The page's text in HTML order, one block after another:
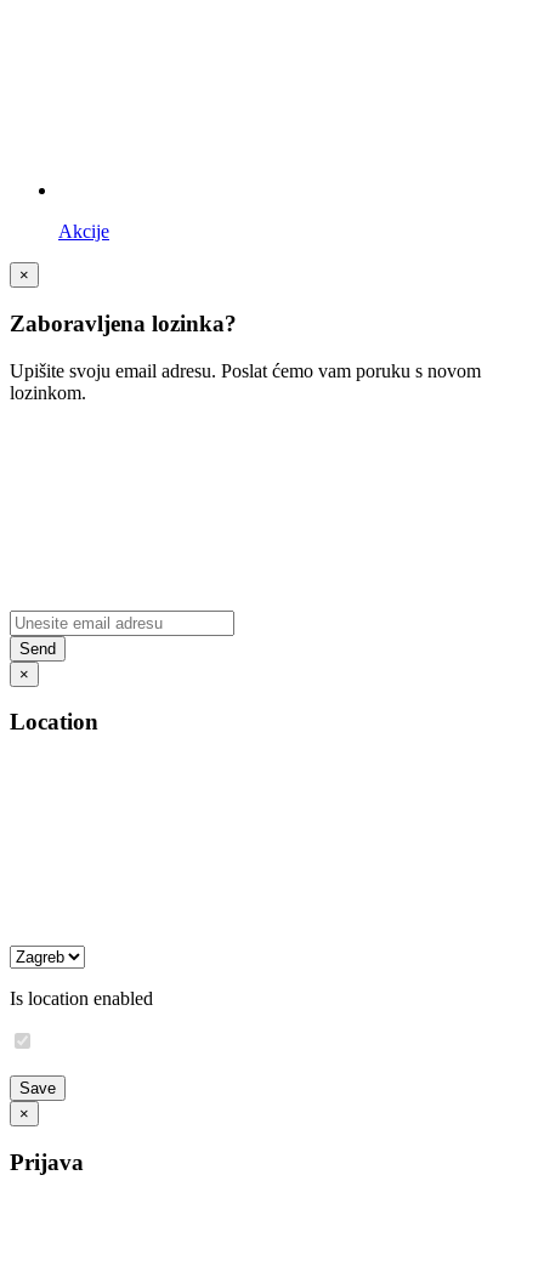
Akcije
×
Zaboravljena lozinka?
Upišite svoju email adresu. Poslat ćemo vam poruku s novom
lozinkom.
×
Location
Is location enabled
×
Prijava